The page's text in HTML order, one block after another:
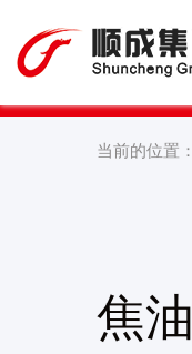
当前的位置：
焦油